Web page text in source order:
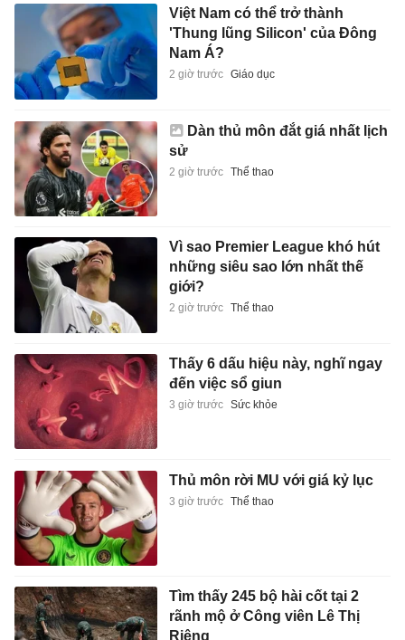
Việt Nam có thể trở thành
'Thung lũng Silicon' của Đông
Nam Á?
2 giờ trước Giáo dục
Dàn thủ môn đắt giá nhất lịch
sử
2 giờ trước Thể thao
Vì sao Premier League khó hút
những siêu sao lớn nhất thế
giới?
2 giờ trước Thể thao
Thấy 6 dấu hiệu này, nghĩ ngay
đến việc sổ giun
3 giờ trước Sức khỏe
Thủ môn rời MU với giá kỷ lục
3 giờ trước Thể thao
Tìm thấy 245 bộ hài cốt tại 2
rãnh mộ ở Công viên Lê Thị
Riêng